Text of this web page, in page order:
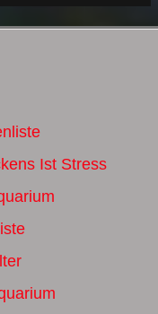
Ist Stress